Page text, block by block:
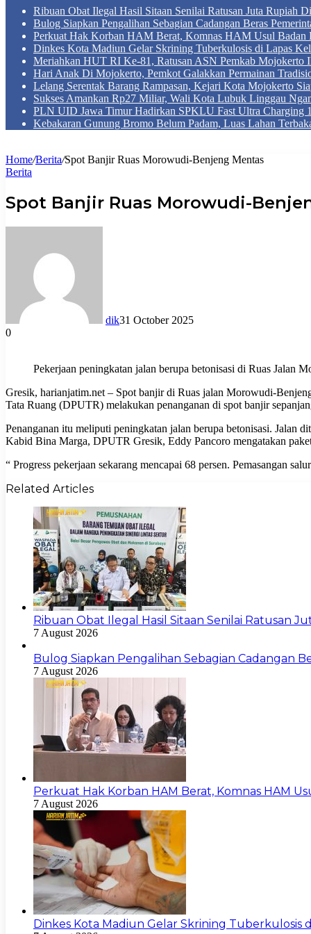
Ribuan Obat Ilegal Hasil Sitaan Senilai Ratusan Juta Rupiah
Bulog Siapkan Pengalihan Sebagian Cadangan Beras
Perkuat Hak Korban HAM Berat, Komnas HAM Usul Badan
Dinkes Kota Madiun Gelar Skrining Tuberkulosis di Lapas
Meriahkan HUT RI Ke-81, Ratusan ASN Pemkab Mojokerto
Hari Anak Di Mojokerto, Pemkot Galakkan Permainan
Lelang Serentak Barang Rampasan, Kejari Kota Mojokerto
Sukses Amankan Rp27 Miliar, Wali Kota Lubuk Linggau
PLN UID Jawa Timur Hadirkan SPKLU Fast Ultra Charging
Kebakaran Gunung Bromo Belum Padam, Luas Lahan
Home/Berita/Spot Banjir Ruas Morowudi-Benjeng Mentas
Berita
Spot Banjir Ruas Morowudi-
dik31 October 2025
0
Pekerjaan peningkatan jalan berupa betonisasi di Ruas Jalan
Gresik, harianjatim.net – Spot banjir di Ruas jalan Morowudi-
Tata Ruang (DPUTR) melakukan penanganan di spot banjir
Penanganan itu meliputi peningkatan jalan berupa betonisasi. Jalan
Kabid Bina Marga, DPUTR Gresik, Eddy Pancoro mengatakan
“ Progress pekerjaan sekarang mencapai 68 persen. Pemasangan
Related Articles
Ribuan Obat Ilegal Hasil Sitaan Senilai Ratusan
7 August 2026
Bulog Siapkan Pengalihan Sebagian Cadangan
7 August 2026
Perkuat Hak Korban HAM Berat, Komnas HAM
7 August 2026
Dinkes Kota Madiun Gelar Skrining Tuberkulosis